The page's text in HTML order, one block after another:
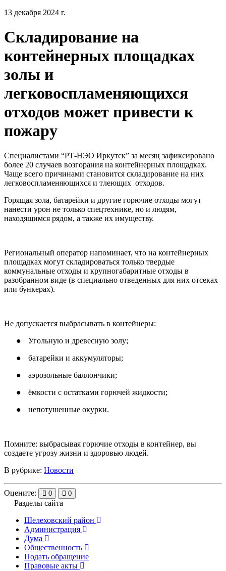
13 декабря 2024 г.
Складирование на
контейнерных площадках
золы и
легковоспламеняющихся
отходов может привести к
пожару
Специалистами “РТ-НЭО Иркутск” за месяц зафиксировано
более 20 случаев возгорания на контейнерных площадках.
Чаще всего причинами становится складирование на них
легковоспламеняющихся и тлеющих отходов.
Горящая зола, батарейки и другие горючие отходы могут
нанести урон не только спецтехнике, но и людям,
находящимся рядом, а также их имуществу.
Региональный оператор напоминает, что на контейнерных
площадках могут складироваться только твердые
коммунальные отходы и крупногабаритные отходы в
разобранном виде (в специально отведенных для них отсеках
или бункерах).
Не допускается выбрасывать в контейнеры:
●
Угольную и древесную золу;
●
батарейки и аккумуляторы;
●
аэрозольные баллончики;
●
ёмкости с остатками горючей жидкости;
●
непотушенные окурки.
Помните: выбрасывая горючие отходы в контейнер, вы
создаете угрозу жизни и здоровью людей.
В рубрике: Новости
Оцените: 0 0
Разделы сайта
Шелеховский район
Администрация
Дума
Общественность
Подать обращение
Правовые акты